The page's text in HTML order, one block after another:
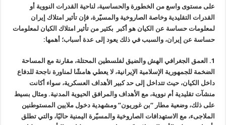
على مستوى واسع من الخطورة والحساسية، لناحية القدرات النووية أو
القدرات التقليدية وخاصة الصاروخية والمسيّرة، فإن تأثير امتلاك إيران
لمعلومات حساسة عن الكيان هو أكبر بكثير من تأثير امتلاك الكيان لمعلومات
حساسة عن إيران، والسبب في ذلك يعود إلى عدة أسباب؛ أهمها:
1. العمق الجغرافي الهش والضيق لفلسطين المحتلة، مقارنة مع المساحة
الضخمة للجمهورية الإسلامية الإيرانية، لا يعطي هامشًا لمناورة ناجحة للدفاع
داخل الكيان، حيث تتداخل إلى حد كبير الأهداف العسكرية، سواء أكانت
منشآت تقليدية أم نووية، مع الأهداف والمرافق الحيوية المدنية. ومثال بسيط
على ذلك، وضعية مطار “بن غوريون” ومشهدية دخول ملايين المستوطنين
الملاجىء، مع الاستهدافات الصاروخية والمسيّرة اليمنية حاليًا، والتي تطلق